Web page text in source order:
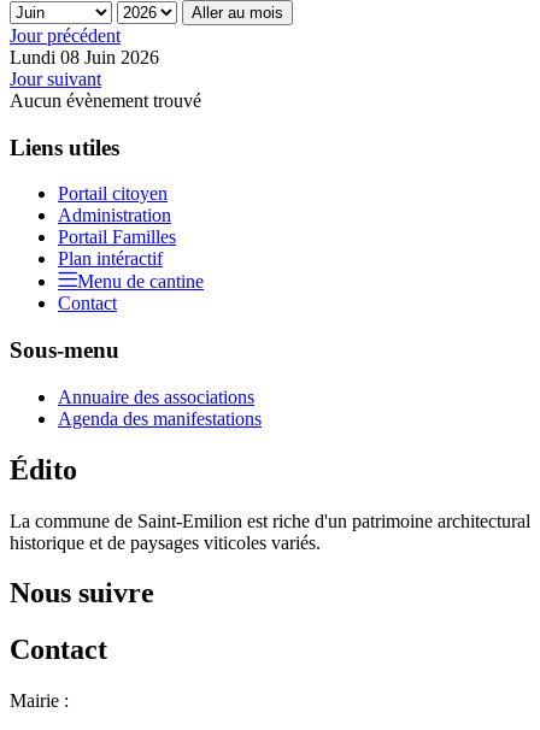
Aller au mois
Jour précédent
Lundi 08 Juin 2026
Jour suivant
Aucun évènement trouvé
Liens utiles
Portail citoyen
Administration
Portail Familles
Plan intéractif
Menu de cantine
Contact
Sous-menu
Annuaire des associations
Agenda des manifestations
Édito
La commune de Saint-Emilion est riche d'un patrimoine architectural
historique et de paysages viticoles variés.
Nous suivre
Contact
Mairie :